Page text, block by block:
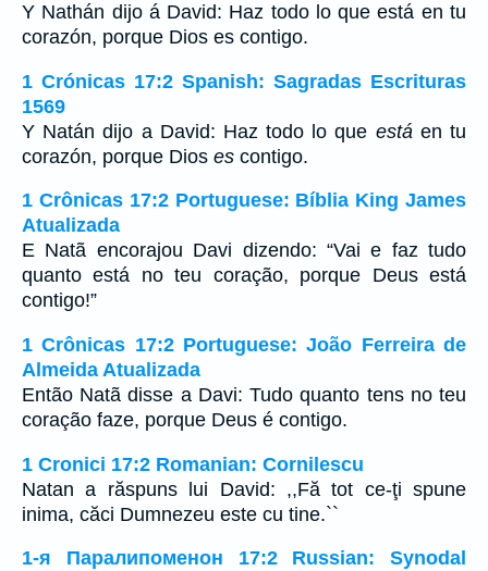
Y Nathán dijo á David: Haz todo lo que está en tu
corazón, porque Dios es contigo.
1 Crónicas 17:2 Spanish: Sagradas Escrituras
1569
Y Natán dijo a David: Haz todo lo que está en tu
corazón, porque Dios es contigo.
1 Crônicas 17:2 Portuguese: Bíblia King James
Atualizada
E Natã encorajou Davi dizendo: “Vai e faz tudo
quanto está no teu coração, porque Deus está
contigo!”
1 Crônicas 17:2 Portuguese: João Ferreira de
Almeida Atualizada
Então Natã disse a Davi: Tudo quanto tens no teu
coração faze, porque Deus é contigo.
1 Cronici 17:2 Romanian: Cornilescu
Natan a răspuns lui David: ,,Fă tot ce-ţi spune
inima, căci Dumnezeu este cu tine.``
1-я Паралипоменон 17:2 Russian: Synodal